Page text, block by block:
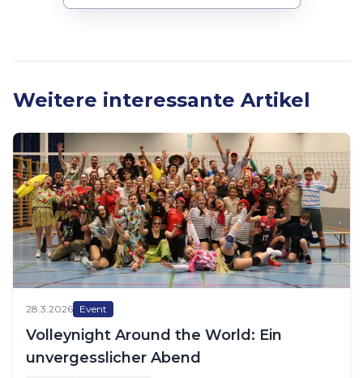
Weitere interessante Artikel
28.3.2026 Event
Volleynight Around the World: Ein
unvergesslicher Abend